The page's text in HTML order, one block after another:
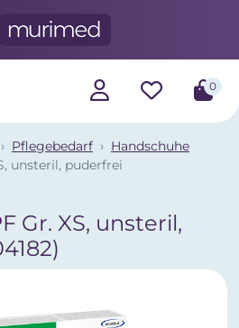
0
Pflegebedarf
Handschuhe
unsteril, puderfrei
Gr. XS, unsteril,